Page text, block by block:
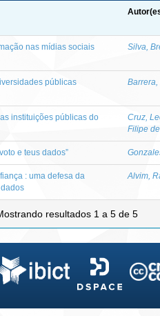
nas mídias sociais Silva,
públicas
instituições públicas do
Cruz,
Filipe
e teus dados”
: uma defesa da
Alvim,
resultados 1 a 5 de 5